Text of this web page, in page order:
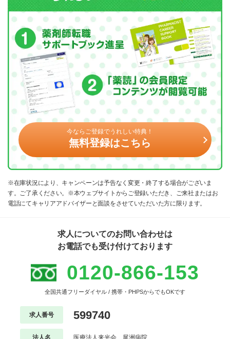
今ならご登録でうれしい特典！
無料登録はこちら
※在庫状況により、キャンペーンは予告なく変更・終了する場合がございま
す。ご了承ください。※本ウェブサイトからご登録いただき、ご来社またはお
電話にてキャリアアドバイザーと面談をさせていただいた方に限ります。
求人についてのお問い合わせは
お電話でも受け付けております
0120-866-153
全国共通フリーダイヤル / 携帯・PHPSからでもOKです
求人番号 599740